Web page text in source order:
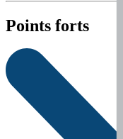
Points forts